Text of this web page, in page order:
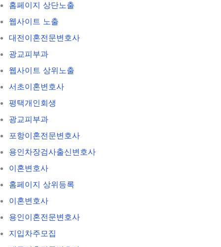
홈페이지 상단노출
웹사이트 노출
대전이혼전문변호사
광교피부과
웹사이트 상위노출
서초이혼변호사
평택개인회생
광교피부과
포항이혼전문변호사
용인차장검사출신변호사
이혼변호사
홈페이지 상위등록
이혼변호사
용인이혼전문변호사
지입차주모집